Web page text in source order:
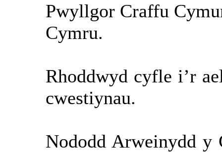
Pwyllgor Craffu
Cymru.
Rhoddwyd cyfle i’r
cwestiynau.
Nododd Arweinydd